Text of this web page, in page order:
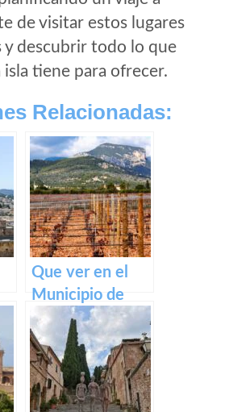
de visitar estos lugares
y descubrir todo lo que
isla tiene para ofrecer.
Relacionadas:
Que ver en el
Municipio de
Binissalem en
Baleares